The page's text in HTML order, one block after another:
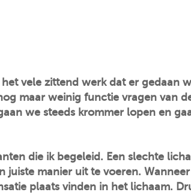
vele zittend werk dat er
maar weinig functie vragen van
we steeds krommer lopen en
die ik begeleid. Een slechte
juiste manier uit te voeren.
plaats vinden in het lichaam.